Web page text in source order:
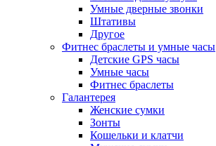
Умные дверные звонки
Штативы
Другое
Фитнес браслеты и умные часы
Детские GPS часы
Умные часы
Фитнес браслеты
Галантерея
Женские сумки
Зонты
Кошельки и клатчи